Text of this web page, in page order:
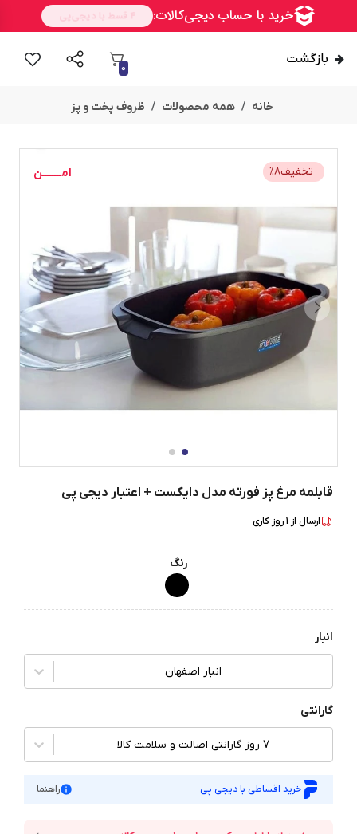
بازگشت
0
خانه همه محصولات ظروف پخت و پز
امــــــــن تخفیف %8
قابلمه مرغ پز فورته مدل دایکست + اعتبار دیجی پی
ارسال از 1روز کاری
رنگ
انبار
انبار اصفهان
گارانتی
7 روز گارانتی اصالت و سلامت کالا
خرید اقساطی با دیجی پی راهنما